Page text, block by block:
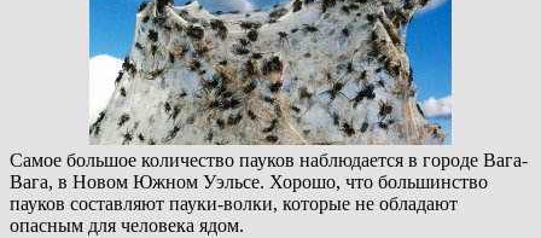
Самое большое количество пауков наблюдается в городе Вага-
Вага, в Новом Южном Уэльсе. Хорошо, что большинство
пауков составляют пауки-волки, которые не обладают
опасным для человека ядом.